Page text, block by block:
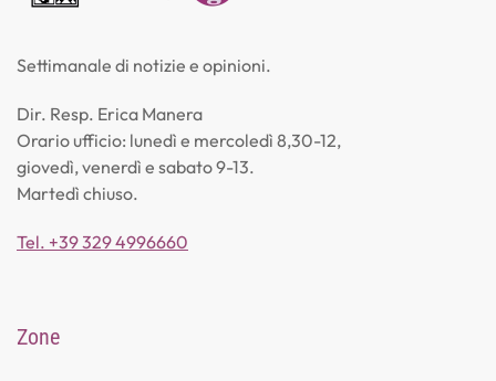
Settimanale di notizie e opinioni.
Dir. Resp. Erica Manera
Orario ufficio: lunedì e mercoledì 8,30-12,
giovedì, venerdì e sabato 9-13.
Martedì chiuso.
Tel. +39 329 4996660
Zone